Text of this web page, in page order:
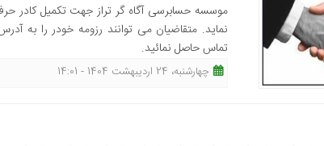
موسسه حسابرسی آگاه گر تراز جهت تکمیل کادر
تماس حاصل نمائید.
چهارشنبه، 24 اردیبهشت 1404 - 14:01